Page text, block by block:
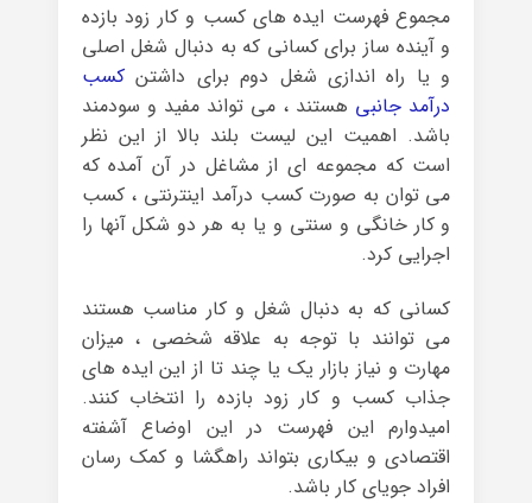
مجموع فهرست ایده های کسب و کار زود بازده
و آینده ساز برای کسانی که به دنبال شغل اصلی
و یا راه اندازی شغل دوم برای داشتنکسب
درآمد جانبی هستند ، می تواند مفید و سودمند
باشد. اهمیت این لیست بلند بالا از این نظر
است که مجموعه ای از مشاغل در آن آمده که
می توان به صورت کسب درآمد اینترنتی ، کسب
و کار خانگی و سنتی و یا به هر دو شکل آنها را
اجرایی کرد.
کسانی که به دنبال شغل و کار مناسب هستند
می توانند با توجه به علاقه شخصی ، میزان
مهارت و نیاز بازار یک یا چند تا از این ایده های
جذاب کسب و کار زود بازده را انتخاب کنند.
امیدوارم این فهرست در این اوضاع آشفته
اقتصادی و بیکاری بتواند راهگشا و کمک رسان
افراد جویای کار باشد.